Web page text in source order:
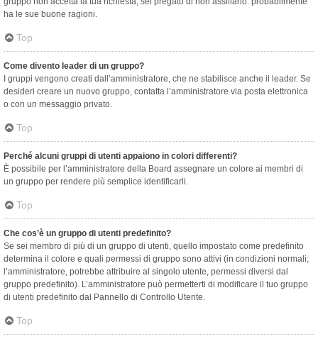
ha le sue buone ragioni.
Top
Come divento leader di un gruppo?
I gruppi vengono creati dall’amministratore, che ne stabilisce anche il leader. Se
desideri creare un nuovo gruppo, contatta l’amministratore via posta elettronica
o con un messaggio privato.
Top
Perché alcuni gruppi di utenti appaiono in colori differenti?
È possibile per l’amministratore della Board assegnare un colore ai membri di
un gruppo per rendere più semplice identificarli.
Top
Che cos’è un gruppo di utenti predefinito?
Se sei membro di più di un gruppo di utenti, quello impostato come predefinito
determina il colore e quali permessi di gruppo sono attivi (in condizioni normali;
l’amministratore, potrebbe attribuire al singolo utente, permessi diversi dal
gruppo predefinito). L’amministratore può permetterti di modificare il tuo gruppo
di utenti predefinito dal Pannello di Controllo Utente.
Top